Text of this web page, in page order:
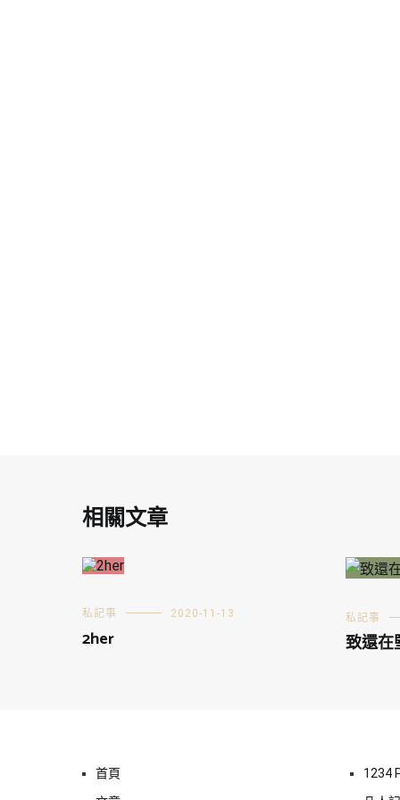
相關文章
私記事 2020-11-13
2her
私記事
致還在
首頁
1234